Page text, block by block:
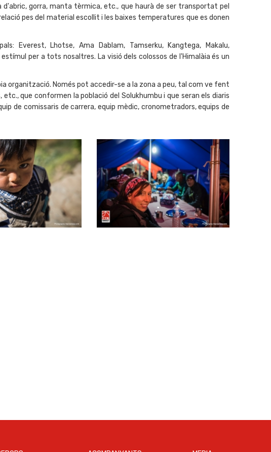
gorra, manta tèrmica, etc., que haurà de ser transportat pel
pes del material escollit i les baixes temperatures que es donen
Everest, Lhotse, Ama Dablam, Tamserku, Kangtega, Makalu,
per a tots nosaltres. La visió dels colossos de l'Himalàia és un
organització. Només pot accedir-se a la zona a peu, tal com ve fent
que conformen la població del Solukhumbu i que seran els diaris
de comissaris de carrera, equip mèdic, cronometradors, equips de